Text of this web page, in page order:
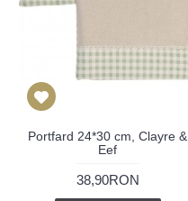
Portfard 24*30 cm, Clayre &
Eef
38,90RON